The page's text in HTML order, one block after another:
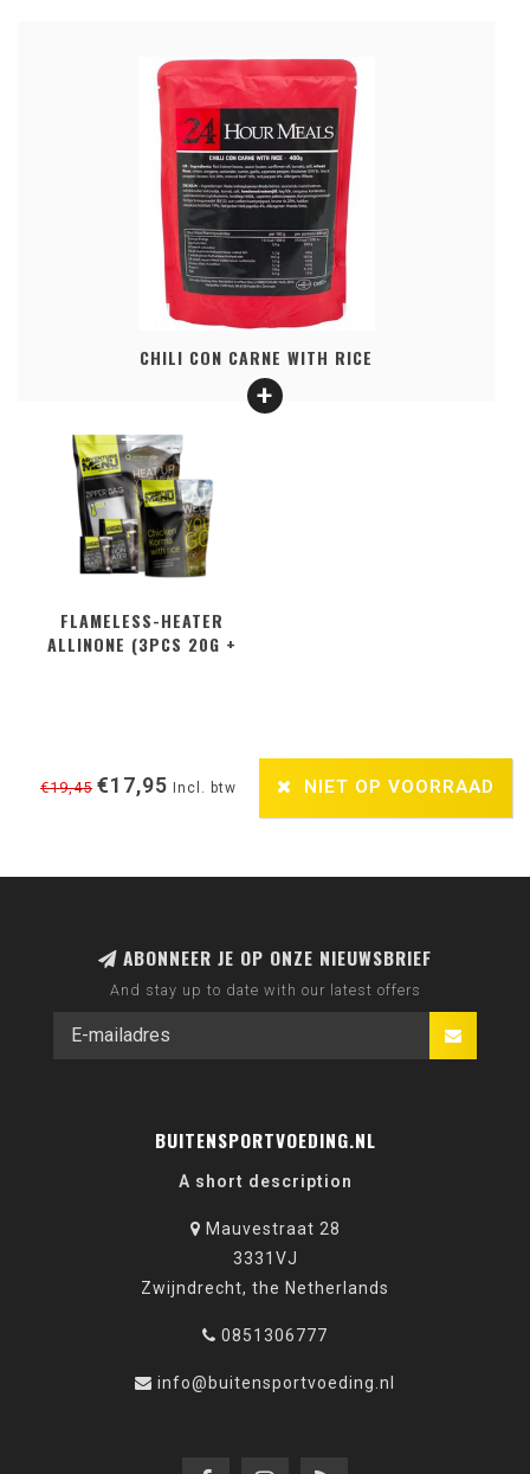
CHILI CON CARNE WITH RICE
FLAMELESS-HEATER
ALLINONE (3PCS 20G +
€19,45 €17,95 Incl. btw NIET OP VOORRAAD
ABONNEER JE OP ONZE NIEUWSBRIEF
And stay up to date with our latest offers
BUITENSPORTVOEDING.NL
A short description
Mauvestraat 28
3331VJ
Zwijndrecht, the Netherlands
0851306777
info@buitensportvoeding.nl